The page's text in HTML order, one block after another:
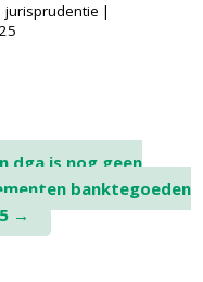
jurisprudentie |
dga is nog geen
banktegoeden
→